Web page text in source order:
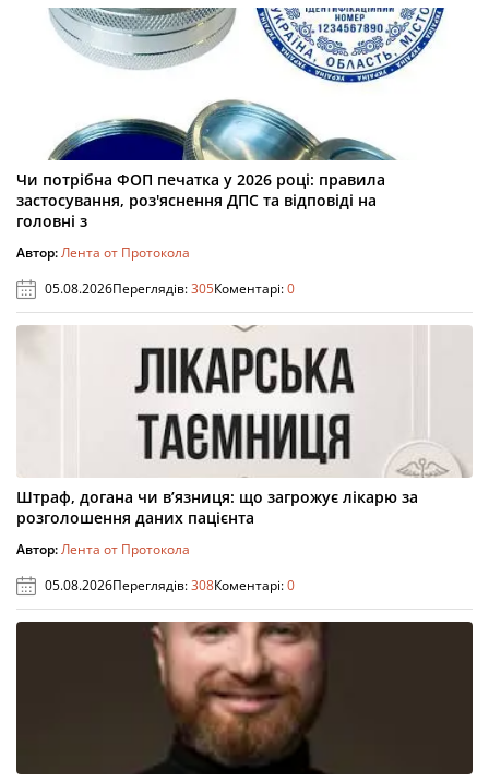
Чи потрібна ФОП печатка у 2026 році: правила
застосування, роз'яснення ДПС та відповіді на
головні з
Автор:Лента от Протокола
05.08.2026Переглядів:305Коментарі:0
Штраф, догана чи в’язниця: що загрожує лікарю за
розголошення даних пацієнта
Автор:Лента от Протокола
05.08.2026Переглядів:308Коментарі:0